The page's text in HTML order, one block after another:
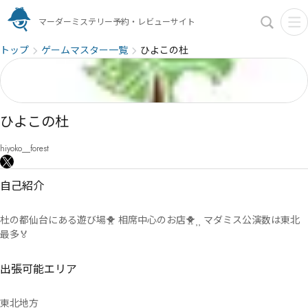
マーダーミステリー予約・レビューサイト
トップ ゲームマスター一覧 ひよこの杜
ひよこの杜
hiyoko__forest
自己紹介
杜の都仙台にある遊び場🐥 相席中心のお店🐥⸒⸒ マダミス公演数は東北
最多🏅
出張可能エリア
東北地方